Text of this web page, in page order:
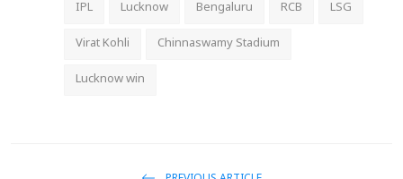
IPL Lucknow Bengaluru RCB LSG
Virat Kohli Chinnaswamy Stadium
Lucknow win